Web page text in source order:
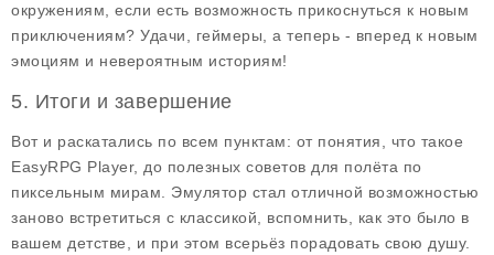
окружениям, если есть возможность прикоснуться к новым
приключениям? Удачи, геймеры, а теперь - вперед к новым
эмоциям и невероятным историям!
5. Итоги и завершение
Вот и раскатались по всем пунктам: от понятия, что такое
EasyRPG Player, до полезных советов для полёта по
пиксельным мирам. Эмулятор стал отличной возможностью
заново встретиться с классикой, вспомнить, как это было в
вашем детстве, и при этом всерьёз порадовать свою душу.